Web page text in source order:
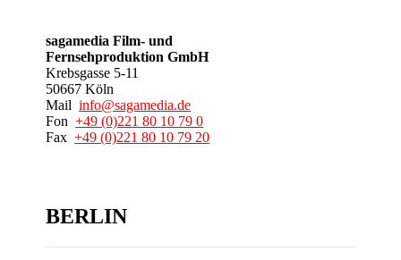
sagamedia Film- und
Fernsehproduktion GmbH
Krebsgasse 5-11
50667 Köln
Mailinfo@sagamedia.de
Fon+49 (0)221 80 10 79 0
Fax+49 (0)221 80 10 79 20
BERLIN